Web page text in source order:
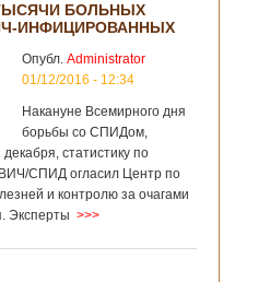
БОЛЬНЫХ
ИНФИЦИРОВАННЫХ
Опубл. Administrator
01/12/2016 - 12:34
Накануне Всемирного дня
борьбы со СПИДом,
статистику по
СПИД огласил Центр по
и контролю за очагами
Эксперты >>>